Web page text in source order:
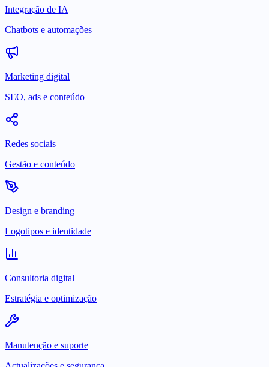
Integração de IA
Chatbots e automações
Marketing digital
SEO, ads e conteúdo
Redes sociais
Gestão e conteúdo
Design e branding
Logotipos e identidade
Consultoria digital
Estratégia e optimização
Manutenção e suporte